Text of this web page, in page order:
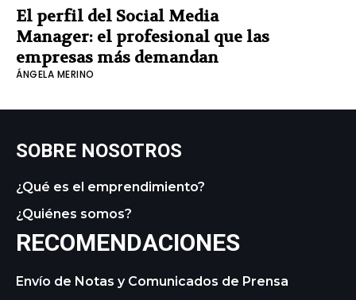
El perfil del Social Media
Manager: el profesional que las
empresas más demandan
ÁNGELA MERINO
SOBRE NOSOTROS
¿Qué es el emprendimiento?
¿Quiénes somos?
RECOMENDACIONES
Envío de Notas y Comunicados de Prensa